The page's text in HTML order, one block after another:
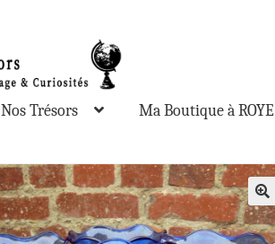
Nos Trésors Ma Boutique à ROYE
🔍